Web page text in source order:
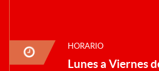
HORARIO
Lunes a Viernes